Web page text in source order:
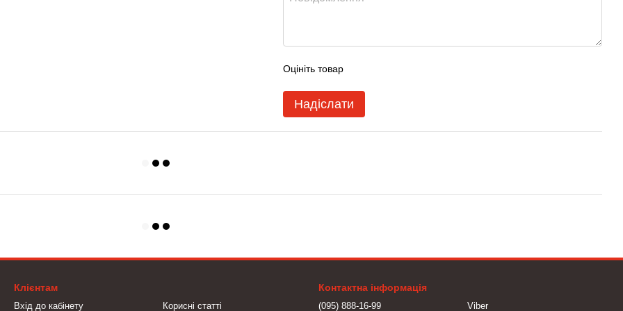
Оцініть товар
Надіслати
Клієнтам
Вхід до кабінету Корисні статті
Контактна інформація
(095) 888-16-99 Viber